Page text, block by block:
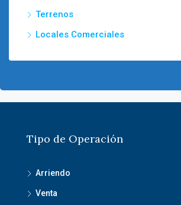
Terrenos
Locales Comerciales
Tipo de Operación
Arriendo
Venta